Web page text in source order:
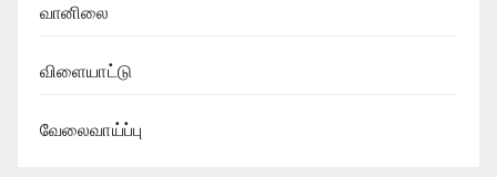
வானிலை
விளையாட்டு
வேலைவாய்ப்பு